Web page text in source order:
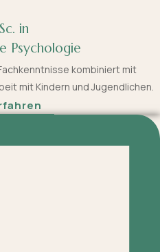
in
Psychologie
kombiniert mit
mit Kindern und Jugendlichen.